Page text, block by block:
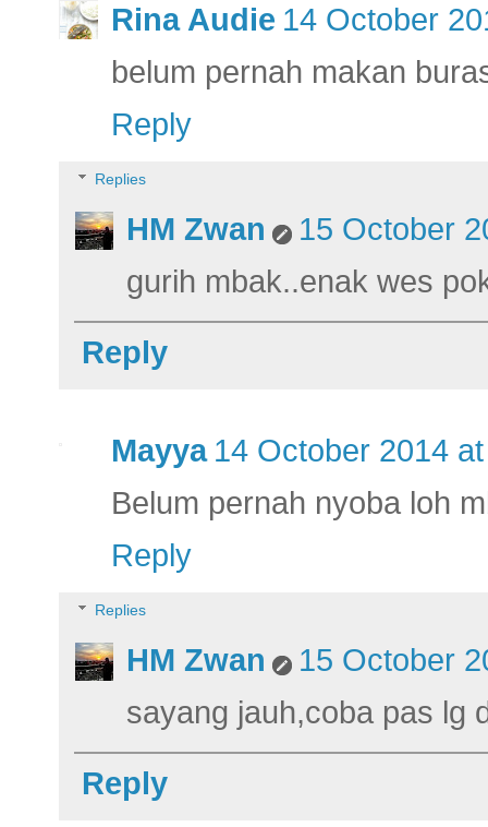
Rina Audie 14 October
belum pernah makan
Reply
Replies
HM Zwan
15 October
gurih mbak..enak wes
Reply
Mayya 14 October 2014
Belum pernah nyoba loh
Reply
Replies
HM Zwan
15 October
sayang jauh,coba pas lg
Reply